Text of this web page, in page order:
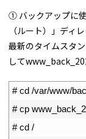
① バックアップに
（ルート）」ディ
最新のタイムスタ
して
# cd /var/www/
# cp
# cd /